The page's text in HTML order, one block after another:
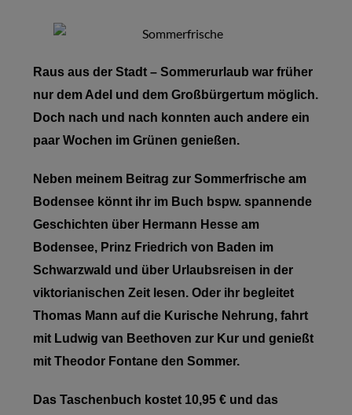
Raus aus der Stadt – Sommerurlaub war früher
nur dem Adel und dem Großbürgertum möglich.
Doch nach und nach konnten auch andere ein
paar Wochen im Grünen genießen.
Neben meinem Beitrag zur Sommerfrische am
Bodensee könnt ihr im Buch bspw. spannende
Geschichten über Hermann Hesse am
Bodensee, Prinz Friedrich von Baden im
Schwarzwald und über Urlaubsreisen in der
viktorianischen Zeit lesen. Oder ihr begleitet
Thomas Mann auf die Kurische Nehrung, fahrt
mit Ludwig van Beethoven zur Kur und genießt
mit Theodor Fontane den Sommer.
Das Taschenbuch kostet 10,95 € und das